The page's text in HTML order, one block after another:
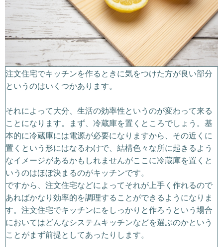
注文住宅でキッチンを作るときに気をつけた方が良い部分
というのはいくつかあります。
それによって大分、生活の効率性というのが変わって来る
ことになります。まず、冷蔵庫を置くところでしょう。基
本的に冷蔵庫には電源が必要になりますから、その近くに
置くという形にはなるわけで、結構色々な所に起きるよう
なイメージがあるかもしれませんがここに冷蔵庫を置くと
いうのはほぼ決まるのがキッチンです。
ですから、注文住宅などによってそれが上手く作れるので
あればかなり効率的を調理することができるようになりま
す。注文住宅でキッチンにをしっかりと作ろうという場合
においてはどんなシステムキッチンなどを選ぶのかという
ことがまず前提としてあったりします。